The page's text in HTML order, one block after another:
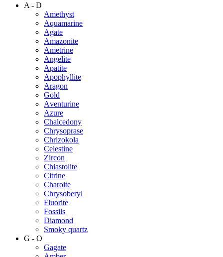
A - D
Amethyst
Aquamarine
Agate
Amazonite
Ametrine
Angelite
Apatite
Apophyllite
Aragon
Gold
Аventurine
Azure
Chalcedony
Chrysoprase
Chrizokola
Celestine
Zircon
Chiastolite
Citrine
Charoite
Chrysoberyl
Fluorite
Fossils
Diamond
Smoky quartz
G - O
Gagate